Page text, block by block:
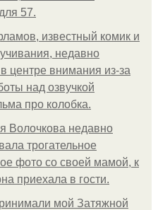
57.
известный комик и
недавно
центре внимания из-за
над озвучкой
про колобка.
Волочкова недавно
трогательное
фото со своей мамой, к
приехала в гости.
мой Затяжной